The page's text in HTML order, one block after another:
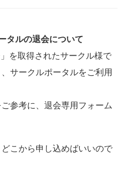
タルの退会について
を取得されたサークル様で
サークルポータルをご利用
参考に、退会専用フォーム
こから申し込めばいいので